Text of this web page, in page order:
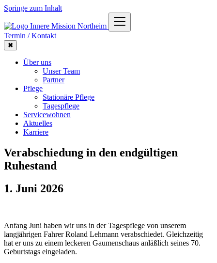
Springe zum Inhalt
Termin / Kontakt
✖
Über uns
Unser Team
Partner
Pflege
Stationäre Pflege
Tagespflege
Servicewohnen
Aktuelles
Karriere
Verabschiedung in den endgültigen
Ruhestand
1. Juni 2026
Anfang Juni haben wir uns in der Tagespflege von unserem
langjährigen Fahrer Roland Lehmann verabschiedet. Gleichzeitig
hat er uns zu einem leckeren Gaumenschaus anläßlich seines 70.
Geburtstags eingeladen.